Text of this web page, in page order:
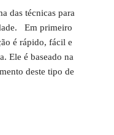
das técnicas para
Em primeiro
é rápido, fácil e
Ele é baseado na
deste tipo de